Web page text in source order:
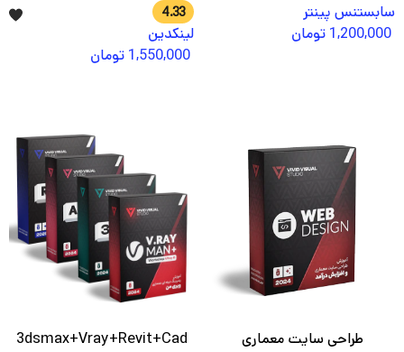
سابستنس پینتر
1,200,000 تومان
4.33
لینکدین
1,550,000 تومان
طراحی سایت معماری
3dsmax+Vray+Revit+Cad